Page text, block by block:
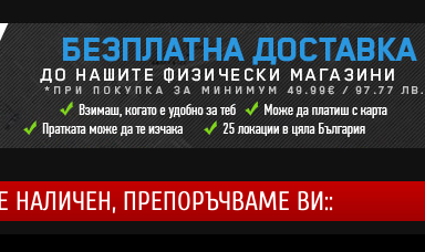
НАЛИЧЕН, ПРЕПОРЪЧВАМЕ ВИ::